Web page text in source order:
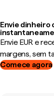
Envie dinheiro
Envie EUR e
margens, sem
Comece agora